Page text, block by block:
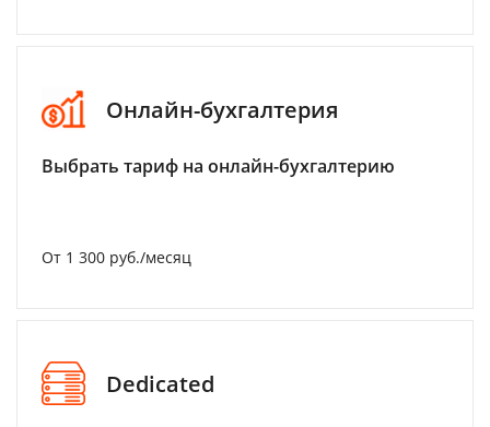
Онлайн-бухгалтерия
Выбрать тариф на онлайн-бухгалтерию
От 1 300 руб./месяц
Dedicated